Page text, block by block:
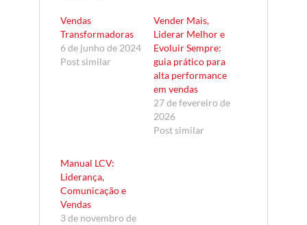
Vendas
Transformadoras
6 de junho de 2024
Post similar
Vender Mais,
Liderar Melhor e
Evoluir Sempre:
guia prático para
alta performance
em vendas
27 de fevereiro de
2026
Post similar
Manual LCV:
Liderança,
Comunicação e
Vendas
3 de novembro de